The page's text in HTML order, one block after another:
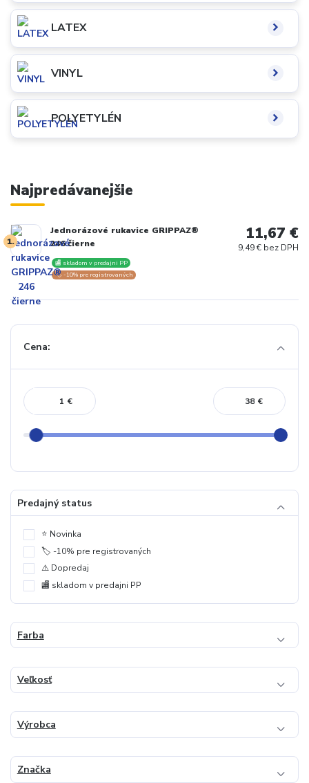
LATEX
VINYL
POLYETYLÉN
Najpredávanejšie
1.
Jednorázové rukavice GRIPPAZ®
246 čierne
🏬 skladom v predajni PP
🏷️ -10% pre registrovaných
11,67 €
9,49 € bez DPH
Cena:
€ €
Predajný status
⭐️ Novinka
🏷️ -10% pre registrovaných
⚠️ Dopredaj
🏬 skladom v predajni PP
Farba
Veľkosť
Výrobca
Značka